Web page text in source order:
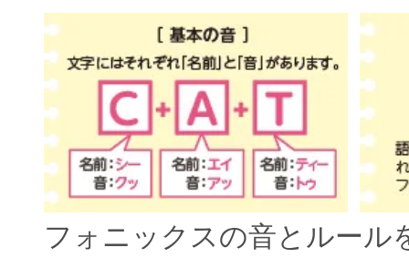
フォニックスの音とルール